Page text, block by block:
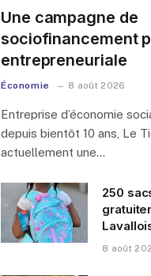
Une campagne de
sociofinancement
entrepreneuriale
Économie 8 août 2026
Entreprise d’économie
depuis bientôt 10 ans, Le
actuellement une…
250
8 août